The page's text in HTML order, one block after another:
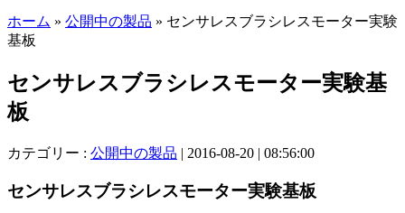
ホーム » 公開中の製品 » センサレスブラシレスモーター実験
基板
センサレスブラシレスモーター実験基
板
カテゴリー : 公開中の製品 | 2016-08-20 | 08:56:00
センサレスブラシレスモーター実験基板